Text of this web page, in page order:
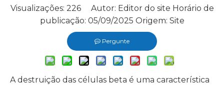
Visualizações: 226Autor: Editor do site Horário de
publicação: 05/09/2025 Origem: Site
Pergunte
A destruição das células beta é uma característica